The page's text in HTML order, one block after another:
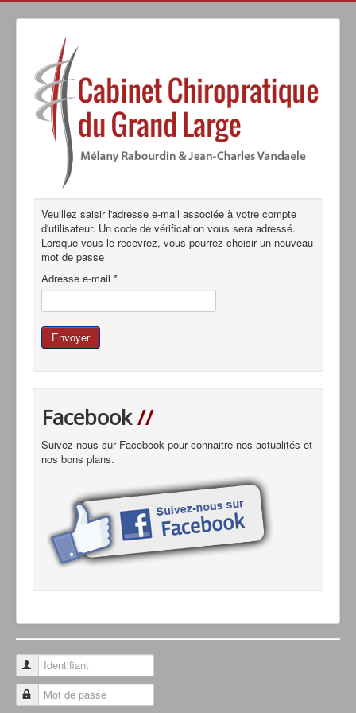
Veuillez saisir l'adresse e-mail associée à votre compte
d'utilisateur. Un code de vérification vous sera adressé.
Lorsque vous le recevrez, vous pourrez choisir un nouveau
mot de passe
Adresse e-mail *
Envoyer
Facebook//
Suivez-nous sur Facebook pour connaitre nos actualités et
nos bons plans.
Identifiant
Mot de passe